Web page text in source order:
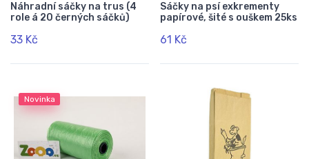
Náhradní sáčky na trus (4
role á 20 černých sáčků)
33 Kč
Sáčky na psí exkrementy
papírové, šité s ouškem 25ks
61 Kč
Novinka